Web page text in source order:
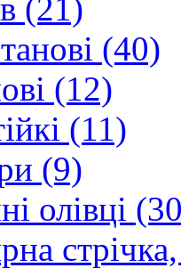
(21)
(40)
(12)
(11)
(9)
олівці